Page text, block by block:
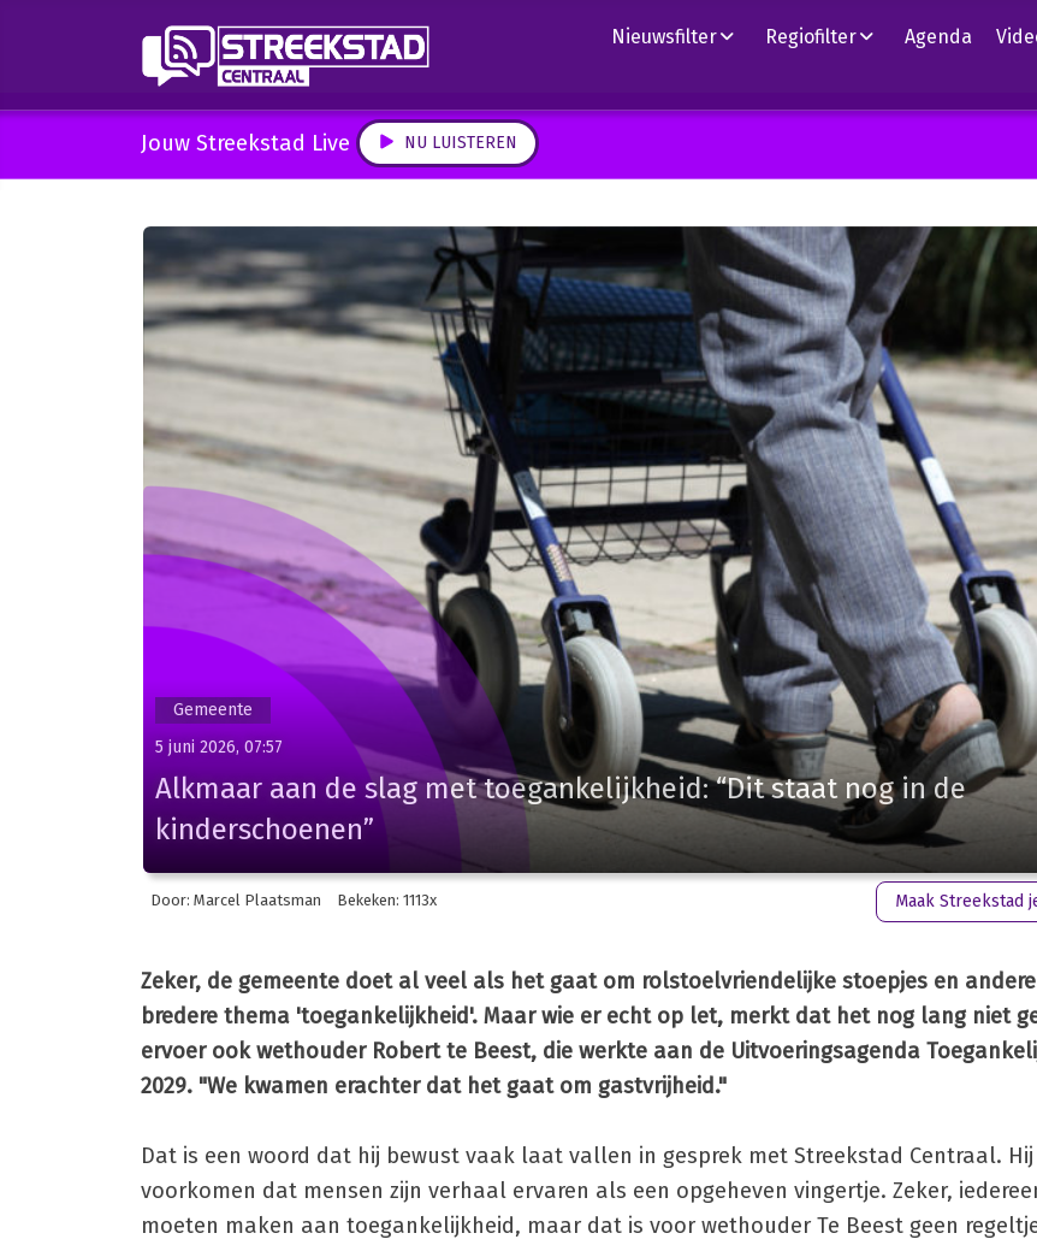
Nieuwsfilter Regiofilter Agenda
Jouw Streekstad Live NU LUISTEREN
Gemeente
5 juni 2026, 07:57
Alkmaar aan de slag met toegankelijkheid: “Dit staat nog in de
kinderschoenen”
Door: Marcel Plaatsman Bekeken: 1113x Maak Streekstad
Zeker, de gemeente doet al veel als het gaat om rolstoelvriendelijke stoepjes en
bredere thema 'toegankelijkheid'. Maar wie er echt op let, merkt dat het nog lang niet
ervoer ook wethouder Robert te Beest, die werkte aan de Uitvoeringsagenda
2029. "We kwamen erachter dat het gaat om gastvrijheid."
Dat is een woord dat hij bewust vaak laat vallen in gesprek met Streekstad Centraal.
voorkomen dat mensen zijn verhaal ervaren als een opgeheven vingertje. Zeker,
moeten maken aan toegankelijkheid, maar dat is voor wethouder Te Beest geen